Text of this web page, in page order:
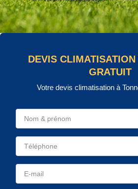
DEVIS
GRATUIT
Votre devis climatisation à